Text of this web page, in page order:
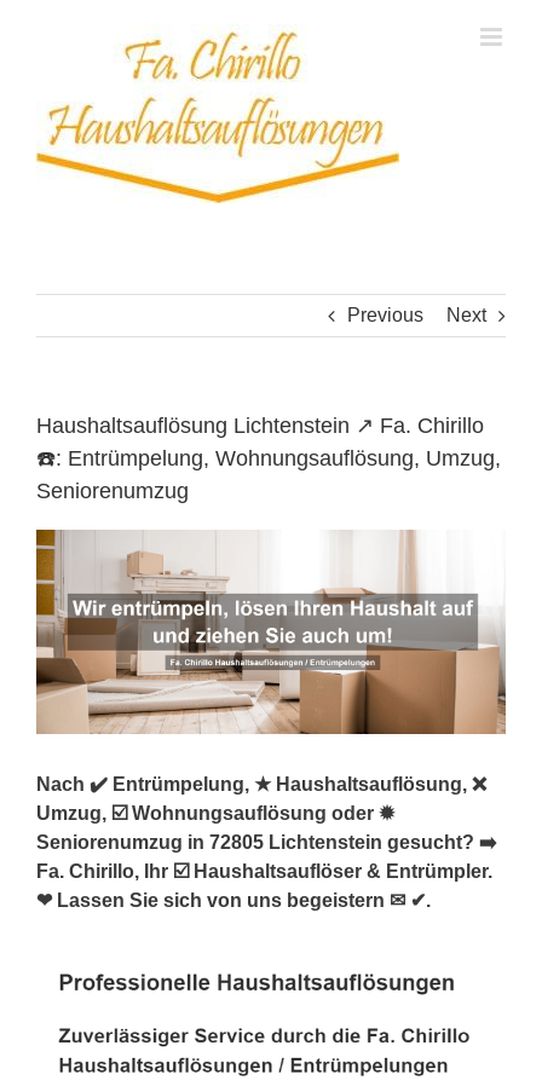
Previous Next
Haushaltsauflösung Lichtenstein ↗️ Fa. Chirillo
☎️: Entrümpelung, Wohnungsauflösung, Umzug,
Seniorenumzug
Nach ✔️ Entrümpelung, ★ Haushaltsauflösung, ❌
Umzug, ☑️ Wohnungsauflösung oder ✹
Seniorenumzug in 72805 Lichtenstein gesucht? ➡️
Fa. Chirillo, Ihr ☑️ Haushaltsauflöser & Entrümpler.
❤ Lassen Sie sich von uns begeistern ✉ ✔.